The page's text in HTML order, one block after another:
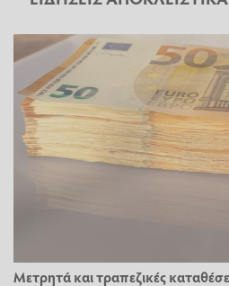
Μετρητά και τραπεζικές